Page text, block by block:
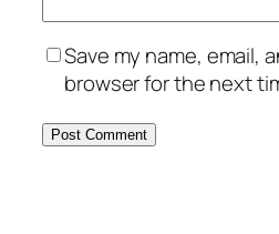
Save my name, email,
browser for the next